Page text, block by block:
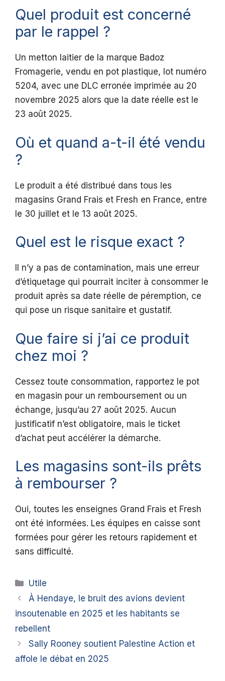
Quel produit est concerné
par le rappel ?
Un metton laitier de la marque Badoz
Fromagerie, vendu en pot plastique, lot numéro
5204, avec une DLC erronée imprimée au 20
novembre 2025 alors que la date réelle est le
23 août 2025.
Où et quand a-t-il été vendu
?
Le produit a été distribué dans tous les
magasins Grand Frais et Fresh en France, entre
le 30 juillet et le 13 août 2025.
Quel est le risque exact ?
Il n’y a pas de contamination, mais une erreur
d’étiquetage qui pourrait inciter à consommer le
produit après sa date réelle de péremption, ce
qui pose un risque sanitaire et gustatif.
Que faire si j’ai ce produit
chez moi ?
Cessez toute consommation, rapportez le pot
en magasin pour un remboursement ou un
échange, jusqu’au 27 août 2025. Aucun
justificatif n’est obligatoire, mais le ticket
d’achat peut accélérer la démarche.
Les magasins sont-ils prêts
à rembourser ?
Oui, toutes les enseignes Grand Frais et Fresh
ont été informées. Les équipes en caisse sont
formées pour gérer les retours rapidement et
sans difficulté.
Catégories
Utile
À Hendaye, le bruit des avions devient
insoutenable en 2025 et les habitants se
rebellent
Sally Rooney soutient Palestine Action et
affole le débat en 2025